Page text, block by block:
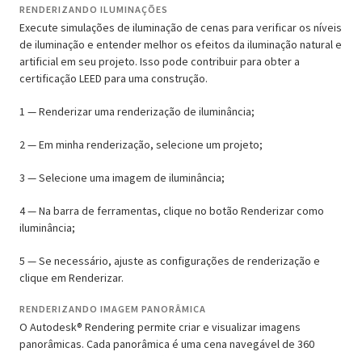
RENDERIZANDO ILUMINAÇÕES
Execute simulações de iluminação de cenas para verificar os níveis
de iluminação e entender melhor os efeitos da iluminação natural e
artificial em seu projeto. Isso pode contribuir para obter a
certificação LEED para uma construção.
1 — Renderizar uma renderização de iluminância;
2 — Em minha renderização, selecione um projeto;
3 — Selecione uma imagem de iluminância;
4 — Na barra de ferramentas, clique no botão Renderizar como
iluminância;
5 — Se necessário, ajuste as configurações de renderização e
clique em Renderizar.
RENDERIZANDO IMAGEM PANORÂMICA
O Autodesk® Rendering permite criar e visualizar imagens
panorâmicas. Cada panorâmica é uma cena navegável de 360